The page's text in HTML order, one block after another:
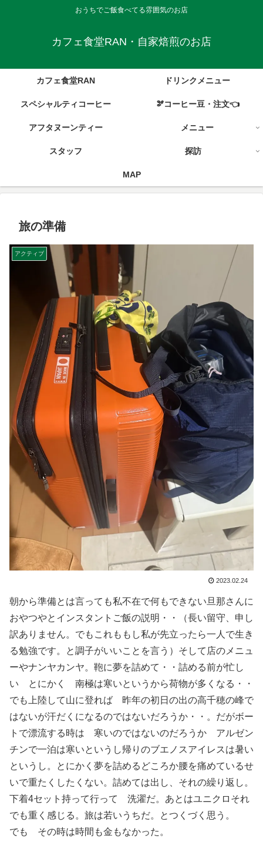
おうちでご飯食べてる雰囲気のお店
カフェ食堂RAN・自家焙煎のお店
カフェ食堂RAN ドリンクメニュー
スペシャルティコーヒー 🫘コーヒー豆・注文👈
アフタヌーンティー メニュー
スタッフ 探訪
MAP
旅の準備
アクティブ
2023.02.24
朝から準備とは言っても私不在で何もできない旦那さんに
おやつやとインスタントご飯の説明・・（長い留守、申し
訳ありません。でもこれももし私が先立ったら一人で生き
る勉強です。と調子がいいことを言う）そして店のメニュ
ーやナンヤカンヤ。鞄に夢を詰めて・・詰める前が忙し
い とにかく 南極は寒いというから荷物が多くなる・・
でも上陸して山に登れば 昨年の初日の出の高千穂の峰で
はないが汗だくになるのではないだろうか・・。だがボー
トで漂流する時は 寒いのではないのだろうか アルゼン
チンで一泊は寒いというし帰りのブエノスアイレスは暑い
というし。とにかく夢を詰めるどころか腰を痛めているせ
いで重たくしたくない。詰めては出し、それの繰り返し。
下着4セット持って行って 洗濯だ。あとはユニクロそれ
でも重く感じる。旅は若いうちだ。とつくづく思う。
でも その時は時間も金もなかった。